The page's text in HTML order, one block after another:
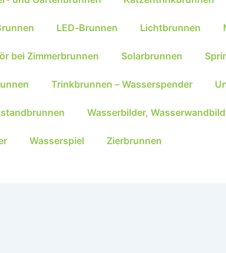
LED-Brunnen Lichtbrunnen
bei Zimmerbrunnen Solarbrunnen
Trinkbrunnen – Wasserspender
Wasserbilder, Wasserwandbild
Wasserspiel Zierbrunnen